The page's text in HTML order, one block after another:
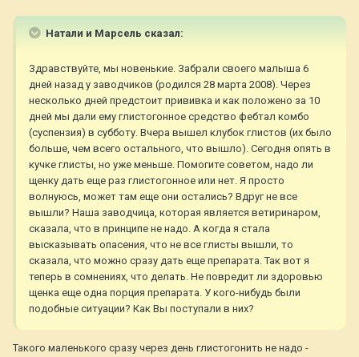
Натали и Марсель сказал:
Здравствуйте, мы новенькие. Забрали своего малыша 6
дней назад у заводчиков (родился 28 марта 2008). Через
несколько дней предстоит прививка и как положено за 10
дней мы дали ему глистогонное средство фебтал комбо
(суспензия) в субботу. Вчера вышел клубок глистов (их было
больше, чем всего остального, что вышло). Сегодня опять в
кучке глисты, но уже меньше. Помогите советом, надо ли
щенку дать еще раз глистогонное или нет. Я просто
волнуюсь, может там еще они остались? Вдруг не все
вышли? Наша заводчица, которая является ветиринаром,
сказала, что в принципе не надо. А когда я стала
высказывать опасения, что не все глисты вышли, то
сказала, что можно сразу дать еще препарата. Так вот я
теперь в сомнениях, что делать. Не повредит ли здоровью
щенка еще одна порция препарата. У кого-нибудь были
подобные ситуации? Как Вы поступали в них?
Такого маленького сразу через день глистогонить не надо -